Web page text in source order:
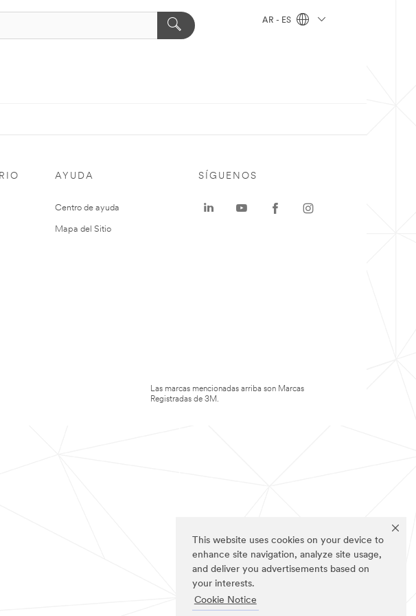
This website uses cookies on your device to
enhance site navigation, analyze site usage,
and deliver you advertisements based on
your interests.
Cookie Notice
AR - ES
AYUDA
Centro de ayuda
Mapa del Sitio
SÍGUENOS
Las marcas mencionadas arriba son Marcas
Registradas de 3M.